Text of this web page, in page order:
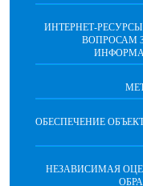
ИНТЕРНЕТ-
ВОПРОСАМ
ОБЕСПЕЧЕНИЕ
НЕЗАВИСИМАЯ